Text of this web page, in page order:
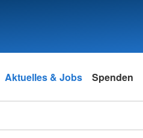
Aktuelles & Jobs Spenden